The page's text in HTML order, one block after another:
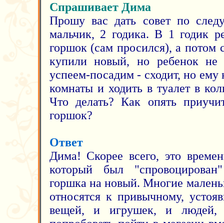
Спрашивает Дима
Прошу вас дать совет по
мальчик, 2 годика. В 1 годик
горшок (сам просился), а потом
купили новый, но ребенок не
успеем-посадим - сходит, но ему
комнаты и ходить в туалет в
Что делать? Как опять
горшок?
Ответ
Дима! Скорее всего, это
который был
горшка на новый. Многие
относятся к привычному,
вещей, и игрушек, и